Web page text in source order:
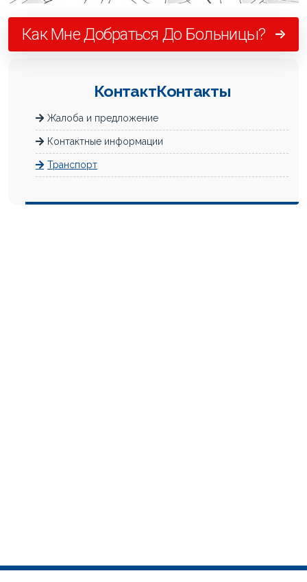
Как Мне Добраться До Больницы?
КонтактКонтакты
Жалоба и предложение
Контактные информации
Транспорт